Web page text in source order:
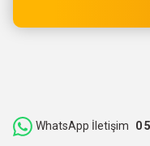
WhatsApp İletişim 0